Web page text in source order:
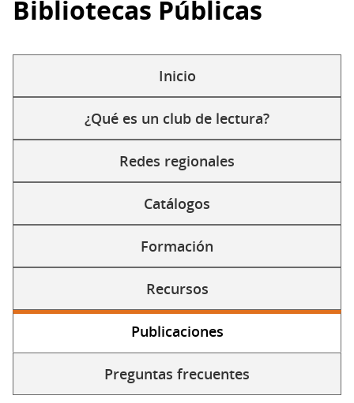
ayuda
la
Bibliotecas Públicas
Solapas
secundarias
Inicio
¿Qué es un club de lectura?
Redes regionales
Catálogos
Formación
Recursos
Publicaciones
(solapa
activa)
Preguntas frecuentes